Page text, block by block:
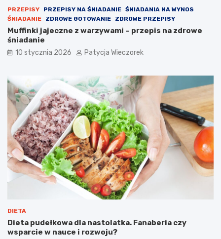
PRZEPISY PRZEPISY NA ŚNIADANIE ŚNIADANIA NA WYNOS
ŚNIADANIE
ZDROWE GOTOWANIE ZDROWE PRZEPISY
Muffinki jajeczne z warzywami – przepis na zdrowe
śniadanie
10 stycznia 2026 Patycja Wieczorek
DIETA
Dieta pudełkowa dla nastolatka. Fanaberia czy
wsparcie w nauce i rozwoju?